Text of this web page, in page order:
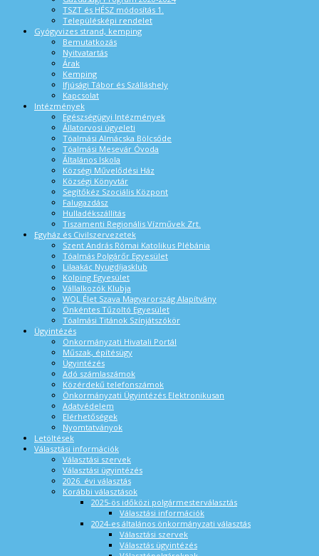
TSZT és HÉSZ módosítás 1.
Településképi rendelet
Gyógyvizes strand, kemping
Bemutatkozás
Nyitvatartás
Árak
Kemping
Ifjúsági Tábor és Szálláshely
Kapcsolat
Intézmények
Egészségügyi Intézmények
Állatorvosi ügyeleti
Tóalmási Almácska Bölcsőde
Tóalmási Mesevár Óvoda
Általános Iskola
Községi Művelődési Ház
Községi Könyvtár
Segítőkéz Szociális Központ
Falugazdász
Hulladékszállítás
Tiszamenti Regionális Vízművek Zrt.
Egyház és Civilszervezetek
Szent András Római Katolikus Plébánia
Tóalmás Polgárőr Egyesület
Lilaakác Nyugdíjasklub
Kolping Egyesület
Vállalkozók Klubja
WOL Élet Szava Magyarország Alapítvány
Önkéntes Tűzoltó Egyesület
Tóalmási Titánok Színjátszókör
Ügyintézés
Önkormányzati Hivatali Portál
Műszak, építésügy
Ügyintézés
Adó számlaszámok
Közérdekű telefonszámok
Önkormányzati Ügyintézés Elektronikusan
Adatvédelem
Elérhetőségek
Nyomtatványok
Letöltések
Választási információk
Választási szervek
Választási ügyintézés
2026. évi választás
Korábbi választások
2025-ös időközi polgármesterválasztás
Választási információk
2024-es általános önkormányzati választás
Választási szervek
Választás ügyintézés